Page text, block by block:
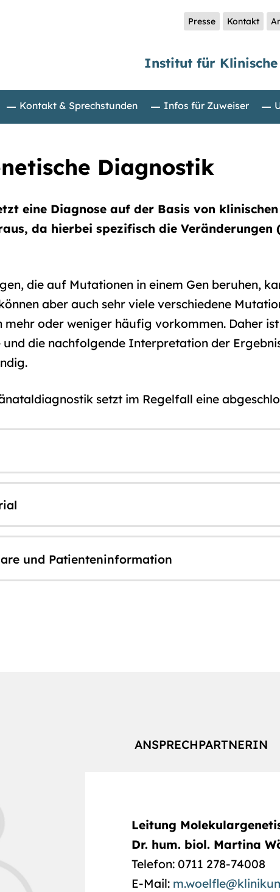
Presse Kontakt
Institut für Klinische
Kontakt & Sprechstunden Infos für Zuweiser
Diagnostik
eine Diagnose auf der Basis von
da hierbei spezifisch die
die auf Mutationen in einem Gen beruhen,
aber auch sehr viele verschiedene
mehr oder weniger häufig vorkommen. Daher
die nachfolgende Interpretation der
setzt im Regelfall eine
und Patienteninformation
ANSPRECHPARTNERIN
Leitung
Dr. hum. biol. Martina
Telefon: 0711 278-74008
E-Mail: